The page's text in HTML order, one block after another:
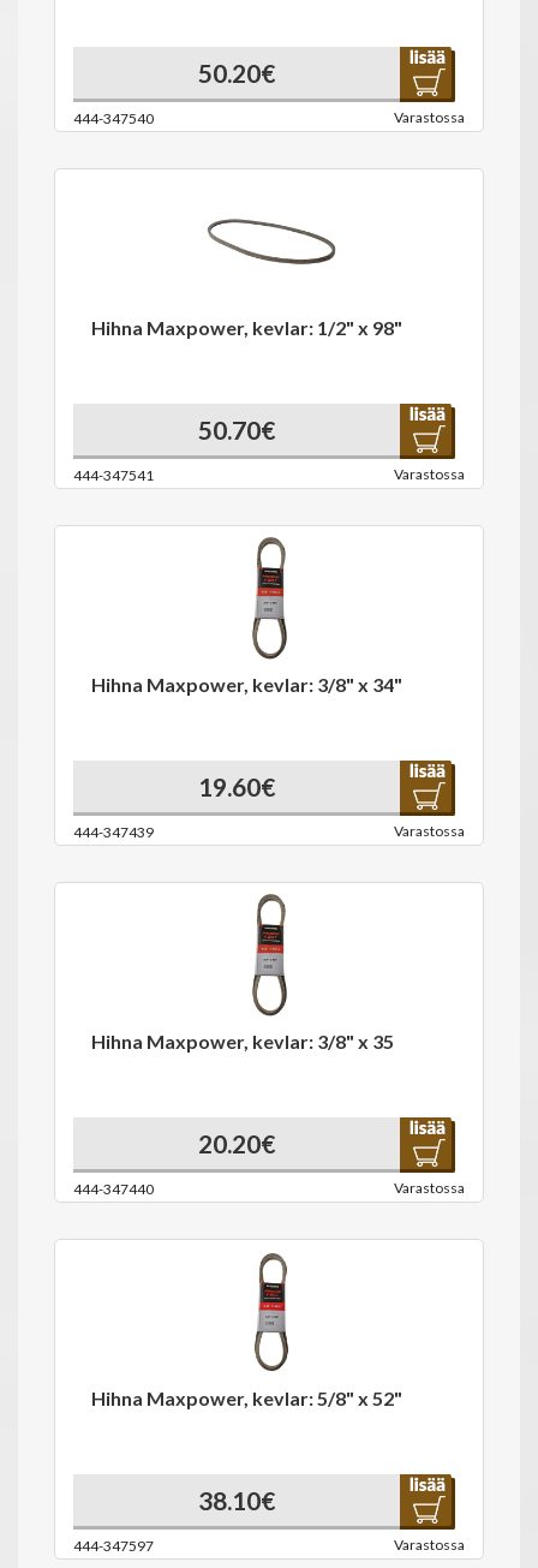
50.20€
444-347540 Varastossa
Hihna Maxpower, kevlar: 1/2" x 98"
50.70€
444-347541 Varastossa
Hihna Maxpower, kevlar: 3/8" x 34"
19.60€
444-347439 Varastossa
Hihna Maxpower, kevlar: 3/8" x 35
20.20€
444-347440 Varastossa
Hihna Maxpower, kevlar: 5/8" x 52"
38.10€
444-347597 Varastossa